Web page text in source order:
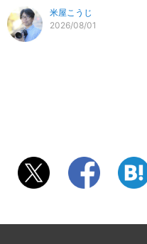
米屋こうじ
2026/08/01